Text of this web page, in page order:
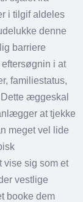
i tilgif aldeles
denne
barriere
i at
familiestatus,
Dette æggeskal
at tjekke
meget vel lide
vise sig som et
vestlige
booke dem